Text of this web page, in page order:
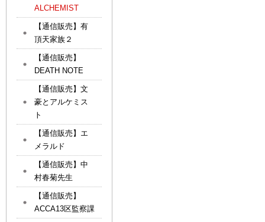
ALCHEMIST
【通信販売】有
頂天家族２
【通信販売】
DEATH NOTE
【通信販売】文
豪とアルケミス
ト
【通信販売】エ
メラルド
【通信販売】中
村春菊先生
【通信販売】
ACCA13区監察課